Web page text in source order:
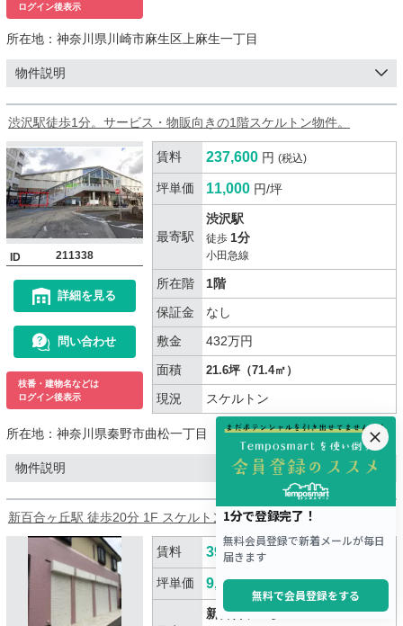
ログイン後表示
所在地： 神奈川県川崎市麻生区上麻生一丁目
物件説明
渋沢駅徒歩1分。サービス・物販向きの1階スケルトン物件。
ID 211338
詳細を見る
問い合わせ
枝番・建物名などは
ログイン後表示
賃料 237,600 円 (税込)
坪単価 11,000 円/坪
最寄駅
渋沢駅
徒歩 1分
小田急線
所在階
1階
保証金
なし
敷金
432万円
面積
21.6坪（71.4㎡）
現況 スケルトン
所在地： 神奈川県秦野市曲松一丁目
物件説明
新百合ヶ丘駅 徒歩20分 1F スケルトン物件 【飲食不可】
賃料 396,000 円
坪単価 9,476 円/坪
新百合ヶ丘駅